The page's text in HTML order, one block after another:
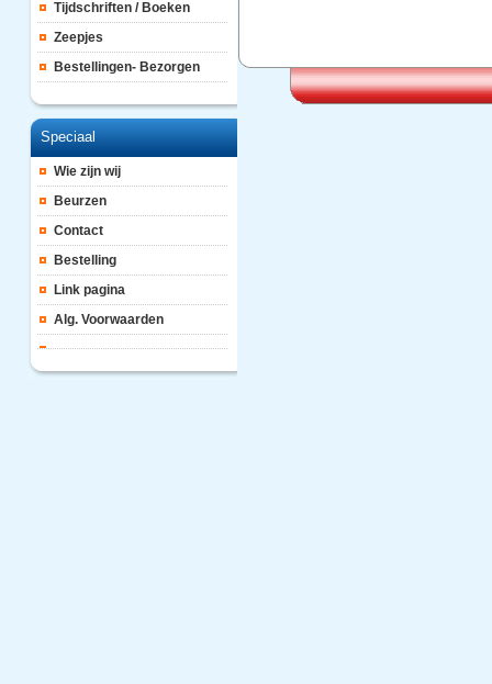
Tijdschriften / Boeken
Zeepjes
Bestellingen- Bezorgen
Speciaal
Wie zijn wij
Beurzen
Contact
Bestelling
Link pagina
Alg. Voorwaarden